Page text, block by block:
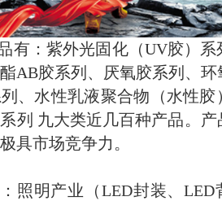
有：紫外光固化（UV胶）系
AB胶系列、厌氧胶系列、
、水性乳液聚合物（水性胶
列 九大类近几百种产品。
具市场竞争力。
照明产业（LED封装、LED